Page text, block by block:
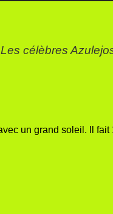
Les célèbres
un grand soleil. Il